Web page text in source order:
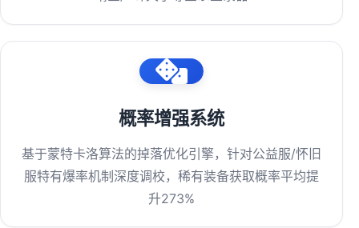
概率增强系统
基于蒙特卡洛算法的掉落优化引擎，针对公益服/怀旧
服特有爆率机制深度调校，稀有装备获取概率平均提
升273%